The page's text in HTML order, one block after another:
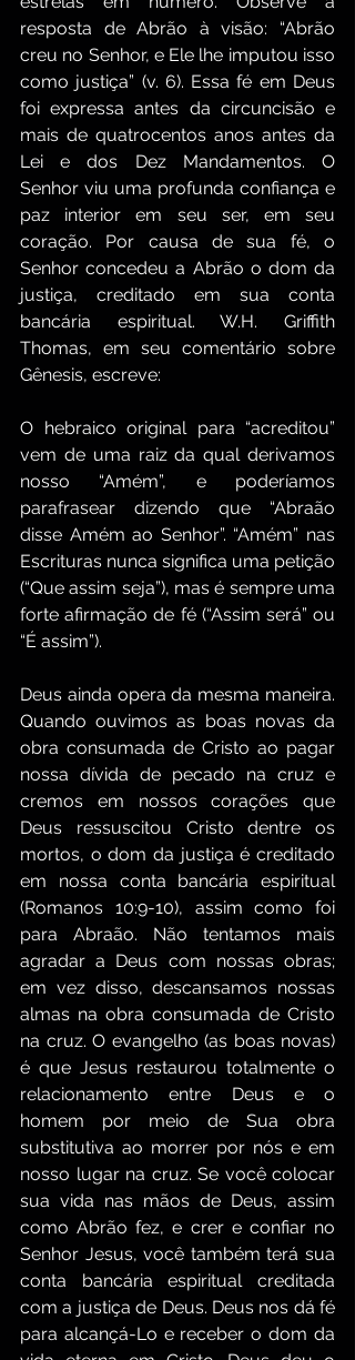
resposta de Abrão à visão: “Abrão
creu no Senhor, e Ele lhe imputou isso
como justiça” (v. 6). Essa fé em Deus
foi expressa antes da circuncisão e
mais de quatrocentos anos antes da
Lei e dos Dez Mandamentos. O
Senhor viu uma profunda confiança e
paz interior em seu ser, em seu
coração. Por causa de sua fé, o
Senhor concedeu a Abrão o dom da
justiça, creditado em sua conta
bancária espiritual. W.H. Griffith
Thomas, em seu comentário sobre
Gênesis, escreve:
O hebraico original para “acreditou”
vem de uma raiz da qual derivamos
nosso “Amém”, e poderíamos
parafrasear dizendo que “Abraão
disse Amém ao Senhor”. “Amém” nas
Escrituras nunca significa uma petição
(“Que assim seja”), mas é sempre uma
forte afirmação de fé (“Assim será” ou
“É assim”).
Deus ainda opera da mesma maneira.
Quando ouvimos as boas novas da
obra consumada de Cristo ao pagar
nossa dívida de pecado na cruz e
cremos em nossos corações que
Deus ressuscitou Cristo dentre os
mortos, o dom da justiça é creditado
em nossa conta bancária espiritual
(Romanos 10:9-10), assim como foi
para Abraão. Não tentamos mais
agradar a Deus com nossas obras;
em vez disso, descansamos nossas
almas na obra consumada de Cristo
na cruz. O evangelho (as boas novas)
é que Jesus restaurou totalmente o
relacionamento entre Deus e o
homem por meio de Sua obra
substitutiva ao morrer por nós e em
nosso lugar na cruz. Se você colocar
sua vida nas mãos de Deus, assim
como Abrão fez, e crer e confiar no
Senhor Jesus, você também terá sua
conta bancária espiritual creditada
com a justiça de Deus. Deus nos dá fé
para alcançá-Lo e receber o dom da